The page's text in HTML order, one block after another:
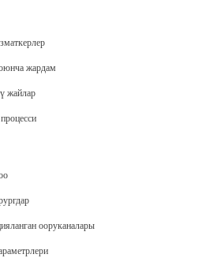
жардам
жайлар
ооруканалары